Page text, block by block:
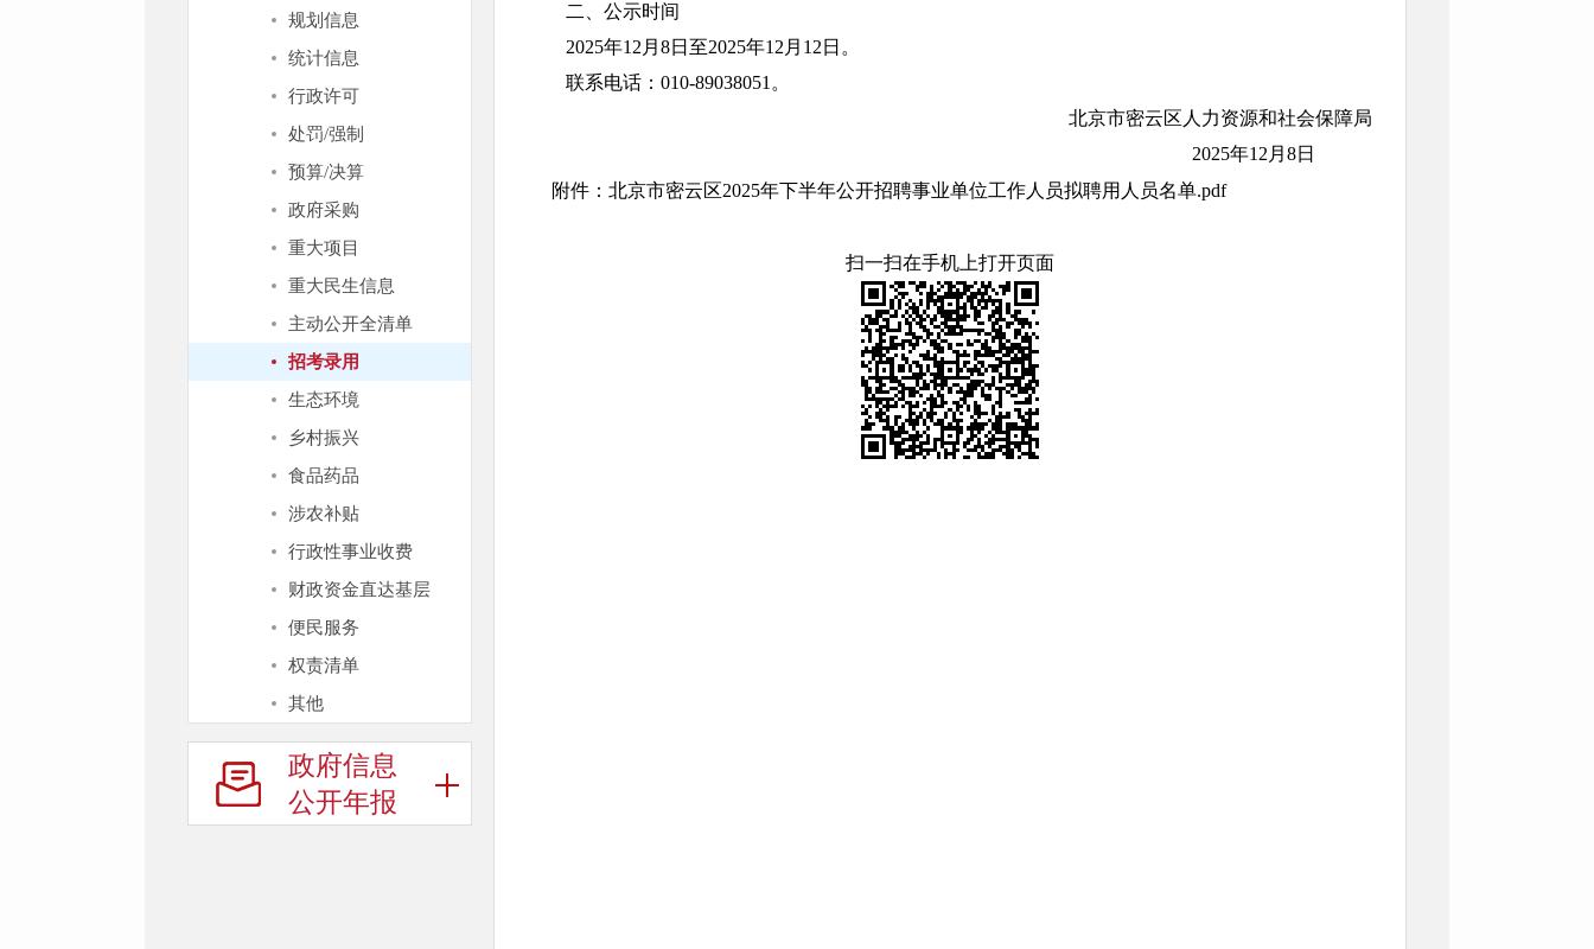
规划信息
统计信息
行政许可
处罚/强制
预算/决算
政府采购
重大项目
重大民生信息
主动公开全清单
招考录用
生态环境
乡村振兴
食品药品
涉农补贴
行政性事业收费
财政资金直达基层
便民服务
权责清单
其他
政府信息
公开年报
二、公示时间
2025年12月8日至2025年12月12日。
联系电话：010-89038051。
北京市密云区人力资源和社会保障局
2025年12月8日
附件：北京市密云区2025年下半年公开招聘事业单位工作人员拟聘用人员名单.pdf
扫一扫在手机上打开页面